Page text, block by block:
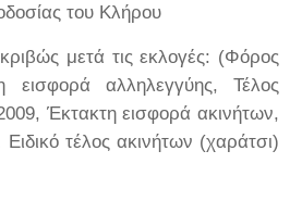
του Κλήρου
μετά τις εκλογές: (Φόρος
εισφορά αλληλεγγύης, Τέλος
Έκτακτη εισφορά ακινήτων,
τέλος ακινήτων (χαράτσι)